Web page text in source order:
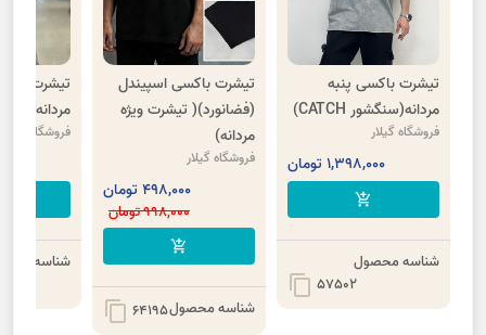
تیشرت باکسی پنبه
مردانه(سنگشور CATCH)
فروشگاه گیلار
1,398,000 تومان
add_shopping_cart
شناسه محصول
57502
content_copy
تیشرت باکسی اسپیندل
(فضانورد)( تیشرت ویژه
مردانه)
فروشگاه گیلار
498,000 تومان
998,000 تومان
add_shopping_cart
شناسه محصول64195
content_copy
تیشرت
مردانه(Believe in)
فروشگاه گیلار
شناسه